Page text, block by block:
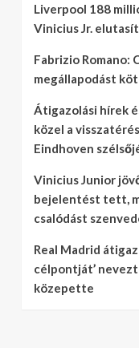
Liverpool 188
Vinicius Jr.
Fabrizio Romano:
megállapodást
Átigazolási hírek
közel a
Eindhoven
Vinicius Junior
bejelentést tett,
csalódást
Real Madrid
célpontját’
közepette